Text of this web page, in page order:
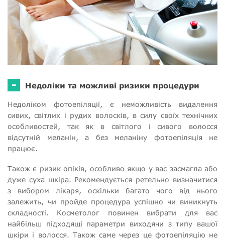
- Недоліки та можливі ризики процедури
Недоліком фотоепіляції, є неможливість видалення
сивих, світлих і рудих волосків, в силу своїх технічних
особливостей, так як в світлого і сивого волосся
відсутній меланін, а без меланіну фотоепіляція не
працює.
Також є ризик опіків, особливо якщо у вас засмагла або
дуже суха шкіра. Рекомендується ретельно визначитися
з вибором лікаря, оскільки багато чого від нього
залежить, чи пройде процедура успішно чи виникнуть
складності. Косметолог повинен вибрати для вас
найбільш підходящі параметри виходячи з типу вашої
шкіри і волосся. Також саме через це фотоепіляцію не